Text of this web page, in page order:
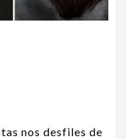
nos desfiles de